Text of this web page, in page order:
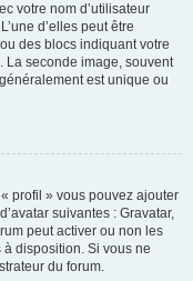
votre nom d’utilisateur
d’elles peut être
des blocs indiquant votre
La seconde image, souvent
est unique ou
profil » vous pouvez ajouter
suivantes : Gravatar,
peut activer ou non les
disposition. Si vous ne
du forum.